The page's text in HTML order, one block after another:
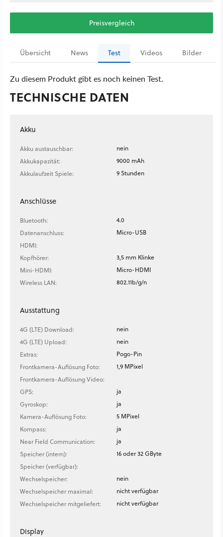
Preisvergleich
Übersicht News Test Videos Bilder
Zu diesem Produkt gibt es noch keinen Test.
TECHNISCHE DATEN
Akku
Akku austauschbar:
nein
Akkukapazität:
9000 mAh
Akkulaufzeit Spiele:
9 Stunden
Anschlüsse
Bluetooth:
4.0
Datenanschluss:
Micro-USB
HDMI:
Kopfhörer:
3,5 mm Klinke
Mini-HDMI:
Micro-HDMI
Wireless LAN:
802.11b/g/n
Ausstattung
4G (LTE) Download:
nein
4G (LTE) Upload:
nein
Extras:
Pogo-Pin
Frontkamera-Auflösung Foto:
1,9 MPixel
Frontkamera-Auflösung Video:
GPS:
ja
Gyroskop:
ja
Kamera-Auflösung Foto:
5 MPixel
Kompass:
ja
Near Field Communication:
ja
Speicher (intern):
16 oder 32 GByte
Speicher (verfügbar):
Wechselspeicher:
nein
Wechselspeicher maximal:
nicht verfügbar
Wechselspeicher mitgeliefert:
nicht verfügbar
Display